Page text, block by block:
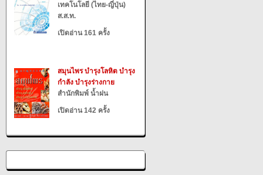
เทคโนโลยี (ไทย-ญี่ปุ่น)
ส.ส.ท.
เปิดอ่าน 161 ครั้ง
สมุนไพร บำรุงโลหิต บำรุง
กำลัง บำรุงร่างกาย
สำนักพิมพ์ น้ำฝน
เปิดอ่าน 142 ครั้ง